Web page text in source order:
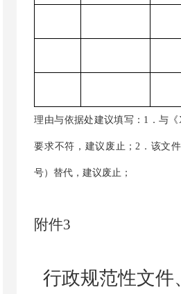
理由与依据处建议填写： 1 ．与《
要求不符，建议废止；2 ． 该文
号）替代，建议废止；
附件3
行政规范性文件